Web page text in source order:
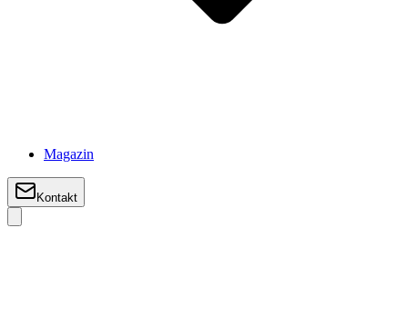
Magazin
Kontakt